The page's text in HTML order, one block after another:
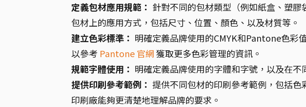
定義包材應用規範： 針對不同的包材類型（例如紙盒、塑
包材上的應用方式，包括尺寸、位置、顏色、以及材質等。
建立色彩標準： 明確定義品牌使用的CMYK和Pantone色彩
以參考 Pantone 官網獲取更多色彩管理的資訊。
規範字體使用： 明確定義品牌使用的字體和字號，以及在不
提供印刷參考範例： 提供不同包材的印刷參考範例，包括
印刷廠能夠更清楚地理解品牌的要求。